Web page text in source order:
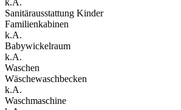
Sanitärausstattung Kinder
Familienkabinen
k.A.
Babywickelraum
k.A.
Waschen
Wäschewaschbecken
k.A.
Waschmaschine